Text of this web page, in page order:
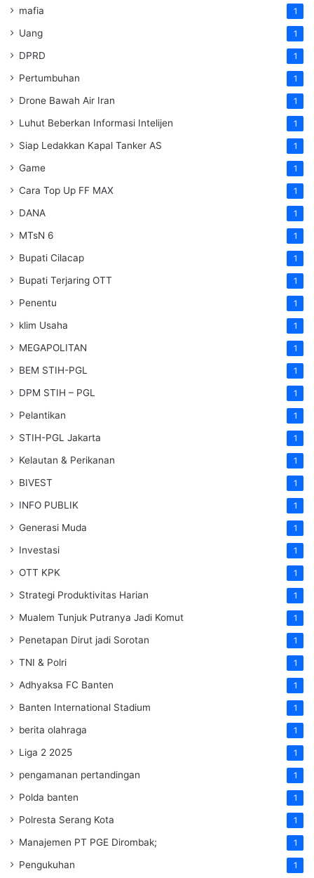
mafia 1
Uang 1
DPRD 1
Pertumbuhan 1
Drone Bawah Air Iran 1
Luhut Beberkan Informasi Intelijen 1
Siap Ledakkan Kapal Tanker AS 1
Game 1
Cara Top Up FF MAX 1
DANA 1
MTsN 6 1
Bupati Cilacap 1
Bupati Terjaring OTT 1
Penentu 1
klim Usaha 1
MEGAPOLITAN 1
BEM STIH-PGL 1
DPM STIH – PGL 1
Pelantikan 1
STIH-PGL Jakarta 1
Kelautan & Perikanan 1
BIVEST 1
INFO PUBLIK 1
Generasi Muda 1
Investasi 1
OTT KPK 1
Strategi Produktivitas Harian 1
Mualem Tunjuk Putranya Jadi Komut 1
Penetapan Dirut jadi Sorotan 1
TNI & Polri 1
Adhyaksa FC Banten 1
Banten International Stadium 1
berita olahraga 1
Liga 2 2025 1
pengamanan pertandingan 1
Polda banten 1
Polresta Serang Kota 1
Manajemen PT PGE Dirombak; 1
Pengukuhan 1